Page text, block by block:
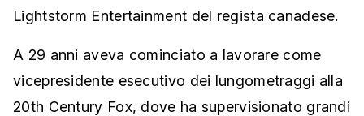
Lightstorm Entertainment del regista canadese.
A 29 anni aveva cominciato a lavorare come
vicepresidente esecutivo dei lungometraggi alla
20th Century Fox, dove ha supervisionato grandi